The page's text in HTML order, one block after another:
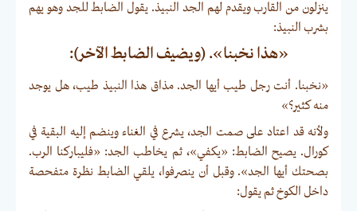
ينزلون من القارب ويقدم لهم الجد النبيذ. يقول الضابط للجد وهو يهم
بشرب النبيذ:
«هذا نخبنا». (ويضيف الضابط الآخر):
«نخبنا. أنت رجل طيب أيها الجد. مذاق هذا النبيذ طيب، هل يوجد
منه كثير؟»
ولأنه قد اعتاد على صمت الجد، يشرع في الغناء وينضم إليه البقية في
كورال. يصيح الضابط: «يكفي»، ثم يخاطب الجد: «فليباركنا الرب.
بصحتك أيها الجد». وقبل أن ينصرفوا، يلقي الضابط نظرة متفحصة
داخل الكوخ ثم يقول: